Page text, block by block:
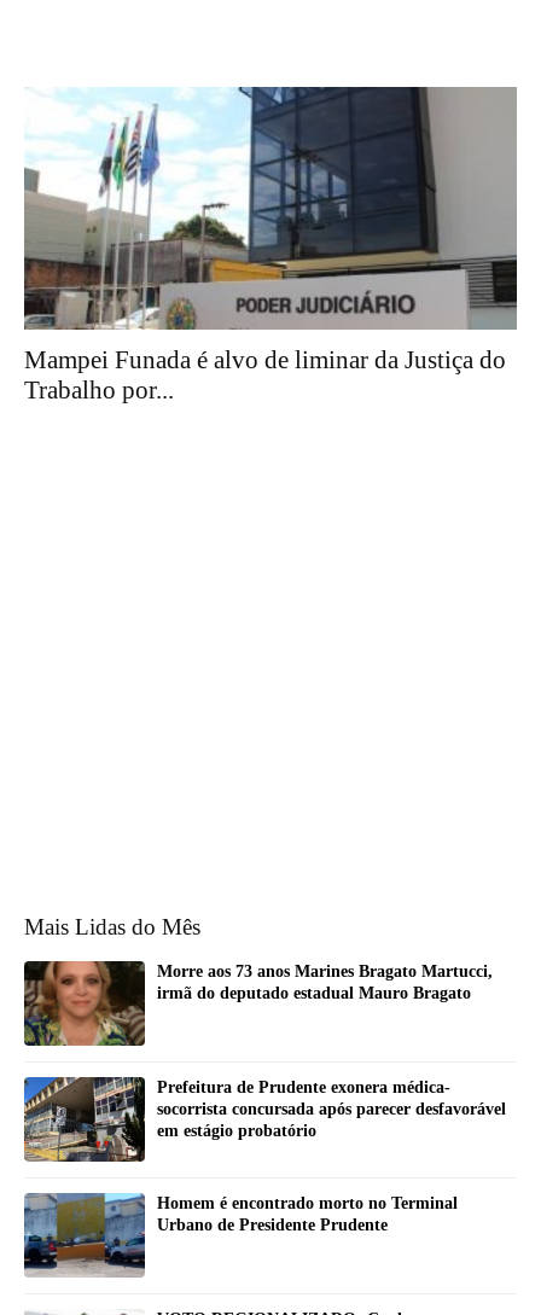
Mampei Funada é alvo de liminar da Justiça do
Trabalho por...
Mais Lidas do Mês
Morre aos 73 anos Marines Bragato Martucci,
irmã do deputado estadual Mauro Bragato
Prefeitura de Prudente exonera médica-
socorrista concursada após parecer desfavorável
em estágio probatório
Homem é encontrado morto no Terminal
Urbano de Presidente Prudente